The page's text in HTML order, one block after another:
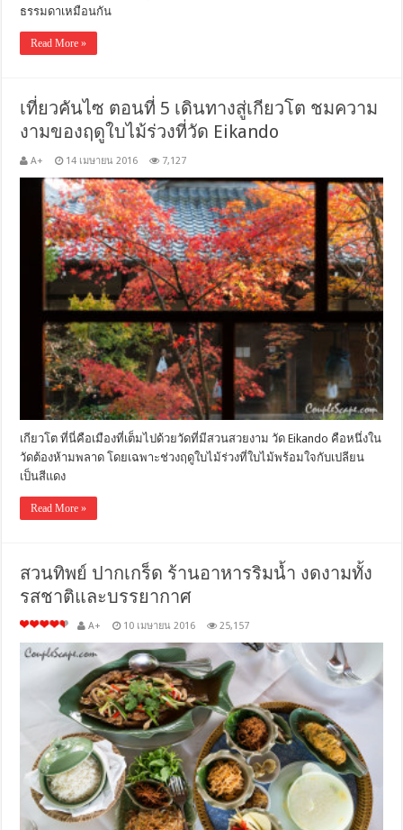
ธรรมดาเหมือนกัน
Read More »
เที่ยวคันไซ ตอนที่ 5 เดินทางสู่เกียวโต ชมความ
งามของฤดูใบไม้ร่วงที่วัด Eikando
A+ 14 เมษายน 2016 7,127
เกียวโต ที่นี่คือเมืองที่เต็มไปด้วยวัดที่มีสวนสวยงาม วัด Eikando คือหนึ่งใน
วัดต้องห้ามพลาด โดยเฉพาะช่วงฤดูใบไม้ร่วงที่ใบไม้พร้อมใจกับเปลียน
เป็นสีแดง
Read More »
สวนทิพย์ ปากเกร็ด ร้านอาหารริมน้ำ งดงามทั้ง
รสชาติและบรรยากาศ
A+ 10 เมษายน 2016 25,157